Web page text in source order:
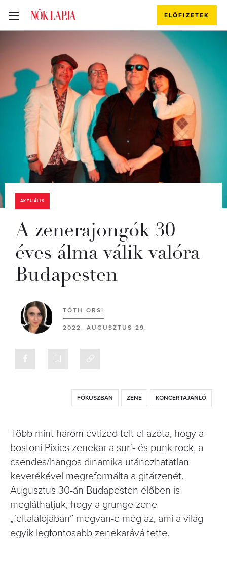
ELŐFIZETEK
AKTUÁLIS
A zenerajongók 30
éves álma válik valóra
Budapesten
TÓTH ORSI
2022. AUGUSZTUS 29.
FÓKUSZBAN ZENE KONCERTAJÁNLÓ
Több mint három évtized telt el azóta, hogy a
bostoni Pixies zenekar a surf- és punk rock, a
csendes/hangos dinamika utánozhatatlan
keverékével megreformálta a gitárzenét.
Augusztus 30-án Budapesten élőben is
megláthatjuk, hogy a grunge zene
„feltalálójában” megvan-e még az, ami a világ
egyik legfontosabb zenekarává tette.